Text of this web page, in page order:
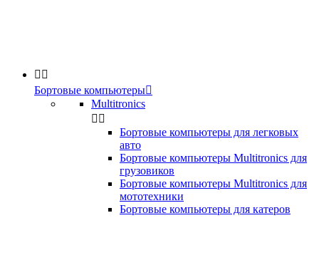
 
Бортовые компьютеры
Multitronics
 
Бортовые компьютеры для легковых
авто
Бортовые компьютеры Multitronics для
грузовиков
Бортовые компьютеры Multitronics для
мототехники
Бортовые компьютеры для катеров